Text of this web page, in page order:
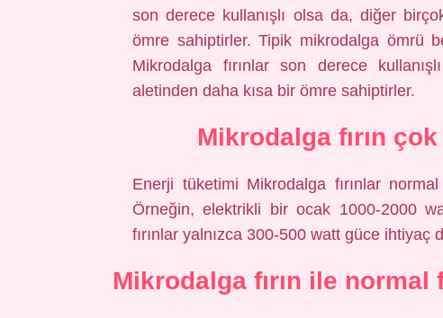
son derece kullanışlı olsa da, diğer
ömre sahiptirler. Tipik mikrodalga ömrü
Mikrodalga fırınlar son derece
aletinden daha kısa bir ömre sahiptirler.
Mikrodalga fırın
Enerji tüketimi Mikrodalga fırınlar
Örneğin, elektrikli bir ocak 1000-2000
fırınlar yalnızca 300-500 watt güce ihtiyaç
Mikrodalga fırın ile normal